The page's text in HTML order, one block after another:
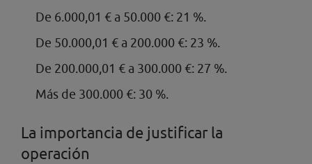
De 6.000,01 € a 50.000 €: 21 %.
De 50.000,01 € a 200.000 €: 23 %.
De 200.000,01 € a 300.000 €: 27 %.
Más de 300.000 €: 30 %.
La importancia de justificar la
operación